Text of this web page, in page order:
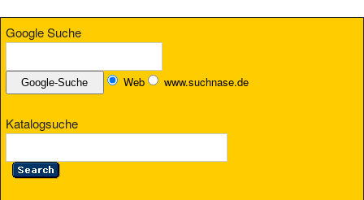
Google Suche
Web www.suchnase.de
Katalogsuche